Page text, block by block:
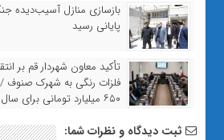
بازسازی منازل آسیب‌دیده
پایانی رسید
تأکید معاون شهردار قم بر
فلزات رنگی به شهرک صنوف
۶۵۰ میلیارد تومانی برای سال ۱۴۰۵
ثبت دیدگاه و نظرات شما: